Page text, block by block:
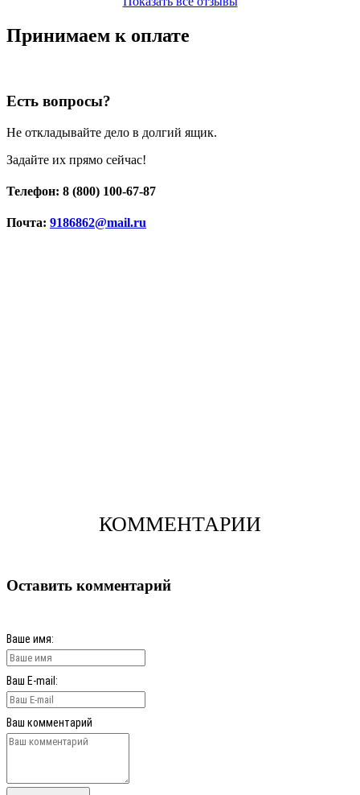
Принимаем к оплате
Есть вопросы?
Не откладывайте дело в долгий ящик.
Задайте их прямо сейчас!
Телефон: 8 (800) 100-67-87
Почта: 9186862@mail.ru
КОММЕНТАРИИ
Оставить комментарий
Ваше имя:
Ваш E-mail:
Ваш комментарий